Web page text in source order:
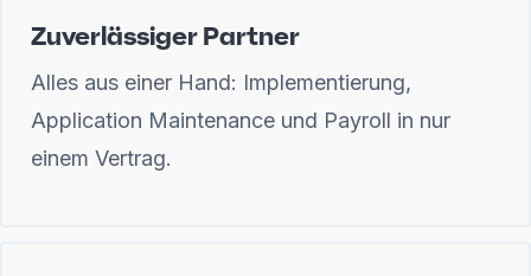
Zuverlässiger Partner
Alles aus einer Hand: Implementierung,
Application Maintenance und Payroll in nur
einem Vertrag.